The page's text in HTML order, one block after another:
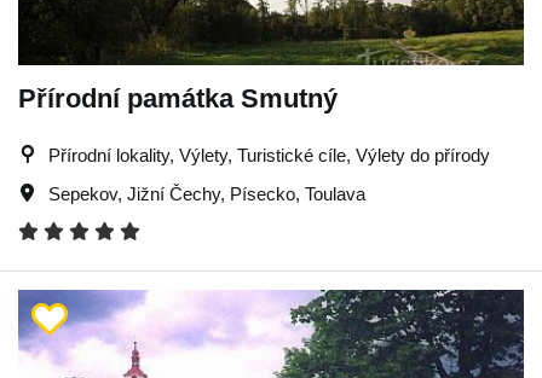
Přírodní památka Smutný
Přírodní lokality, Výlety, Turistické cíle, Výlety do přírody
Sepekov, Jižní Čechy, Písecko, Toulava